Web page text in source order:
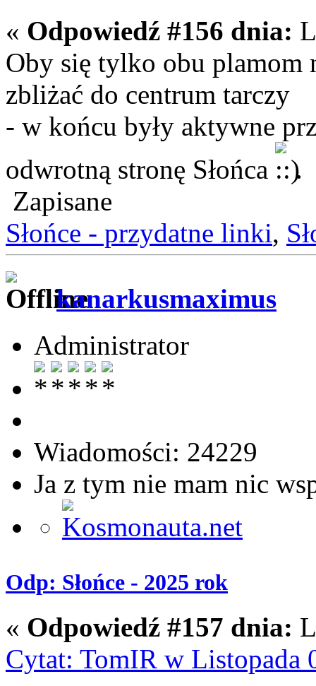
« Odpowiedź #156 dnia:
Oby się tylko obu plamom
zbliżać do centrum tarczy
- w końcu były aktywne
odwrotną stronę Słońca
.
Zapisane
Słońce - przydatne linki,
kanarkusmaximus
Administrator
Wiadomości: 24229
Ja z tym nie mam nic
Odp: Słońce - 2025 rok
« Odpowiedź #157 dnia:
Cytat: TomIR w Listopada